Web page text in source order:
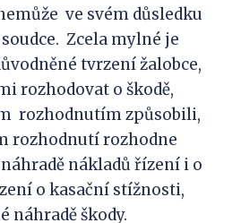
ve svém důsledku
Zcela mylné je
tvrzení žalobce,
rozhodovat o škodě,
rozhodnutím způsobili,
rozhodnutí rozhodne
nákladů řízení i o
o kasační stížnosti,
náhradě škody.